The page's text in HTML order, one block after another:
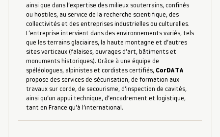
ainsi que dans l’expertise des milieux souterrains, confinés
ou hostiles, au service de la recherche scientifique, des
collectivités et des entreprises industrielles ou culturelles.
L’entreprise intervient dans des environnements variés, tels
que les terrains glaciaires, la haute montagne et d’autres
sites verticaux (falaises, ouvrages d’art, bâtiments et
monuments historiques). Grâce à une équipe de
spéléologues, alpinistes et cordistes certifiés, CorDATA
propose des services de sécurisation, de formation aux
travaux sur corde, de secourisme, d’inspection de cavités,
ainsi qu’un appui technique, d’encadrement et logistique,
tant en France qu’à l’international.